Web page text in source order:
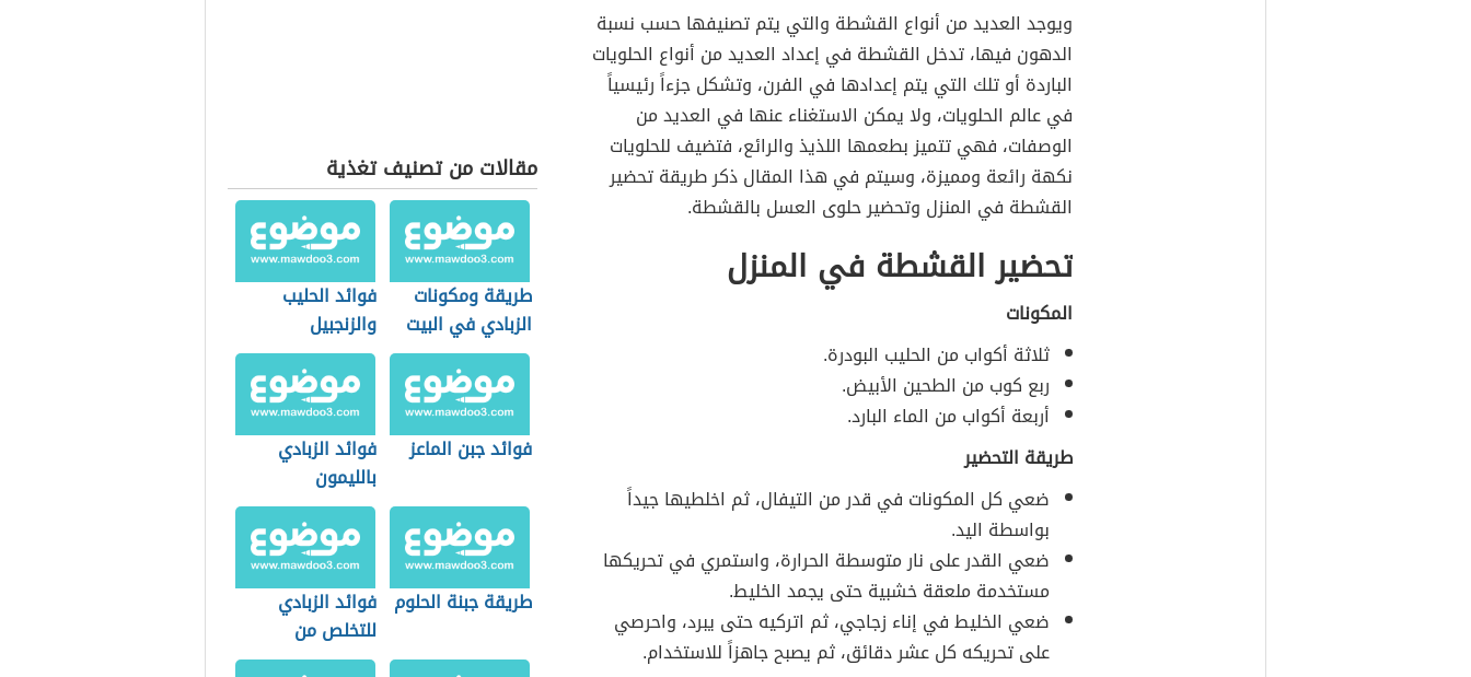
ويوجد العديد من أنواع القشطة والتي يتم تصنيفها حسب نسبة
الدهون فيها، تدخل القشطة في إعداد العديد من أنواع الحلويات
الباردة أو تلك التي يتم إعدادها في الفرن، وتشكل جزءاً رئيسياً
في عالم الحلويات، ولا يمكن الاستغناء عنها في العديد من
الوصفات، فهي تتميز بطعمها اللذيذ والرائع، فتضيف للحلويات
نكهة رائعة ومميزة، وسيتم في هذا المقال ذكر طريقة تحضير
القشطة في المنزل وتحضير حلوى العسل بالقشطة.
تحضير القشطة في المنزل
المكونات
ثلاثة أكواب من الحليب البودرة.
ربع كوب من الطحين الأبيض.
أربعة أكواب من الماء البارد.
طريقة التحضير
ضعي كل المكونات في قدر من التيفال، ثم اخلطيها جيداً
بواسطة اليد.
ضعي القدر على نار متوسطة الحرارة، واستمري في تحريكها
مستخدمة ملعقة خشبية حتى يجمد الخليط.
ضعي الخليط في إناء زجاجي، ثم اتركيه حتى يبرد، واحرصي
على تحريكه كل عشر دقائق، ثم يصبح جاهزاً للاستخدام.
مقالات من تصنيف تغذية
طريقة ومكونات
الزبادي في البيت
فوائد الحليب
والزنجبيل
فوائد جبن الماعز
فوائد الزبادي
بالليمون
طريقة جبنة الحلوم فوائد الزبادي
للتخلص من
الإسهال